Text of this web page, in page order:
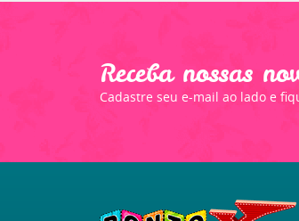
Receba nossas
Cadastre seu e-mail ao lado e